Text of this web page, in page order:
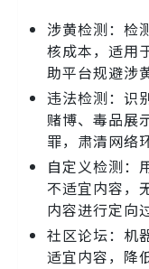
涉黄检测：检
核成本，适用
助平台规避涉
违法检测：识
赌博、毒品展
罪，肃清网络
自定义检测：
不适宜内容，
内容进行定向
社区论坛：机
适宜内容，降